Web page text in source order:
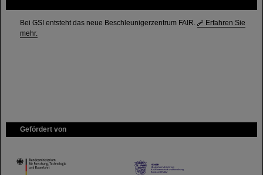
Bei GSI entsteht das neue Beschleunigerzentrum FAIR.
Erfahren Sie
mehr.
Gefördert von
HMWK